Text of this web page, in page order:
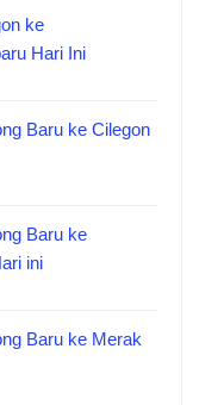
ke
Hari Ini
Baru ke Cilegon
Baru ke
ini
Baru ke Merak